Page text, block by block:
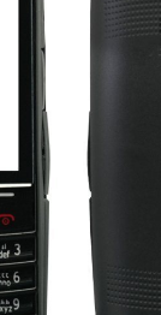
خودرو
خودرو
اس خودرو